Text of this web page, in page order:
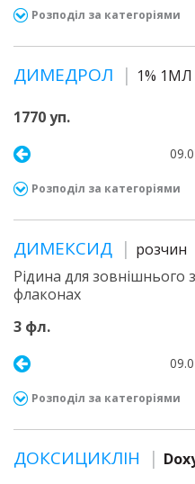
Розподіл за категоріями
ДИМЕДРОЛ 1%
1770 уп.
Розподіл за категоріями
ДИМЕКСИД розчин
Рідина для зовнішнього
флаконах
3 фл.
Розподіл за категоріями
ДОКСИЦИКЛІН